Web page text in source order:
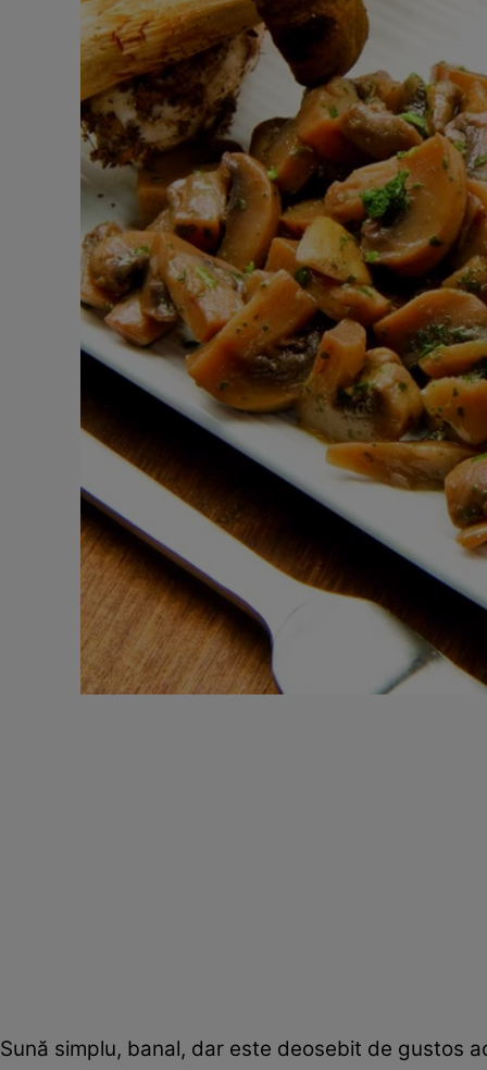
Sună simplu, banal, dar este deosebit de gustos